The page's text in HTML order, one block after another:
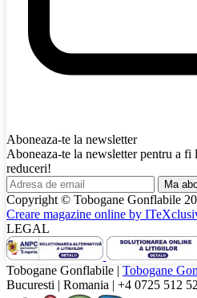
Aboneaza-te la newsletter
Aboneaza-te la newsletter pentru a
reduceri!
Ma
Copyright © Tobogane Gonflabile
Creare magazine online by
LEGAL
Tobogane Gonflabile | Tobogane
Bucuresti | Romania | +4 0725 512